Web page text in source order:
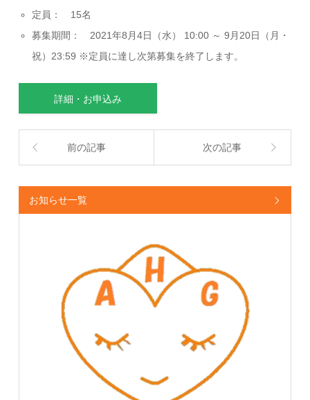
定員： 15名
募集期間： 2021年8月4日（水） 10:00 ～ 9月20日（月・
祝）23:59 ※定員に達し次第募集を終了します。
詳細・お申込み
前の記事 次の記事
お知らせ一覧